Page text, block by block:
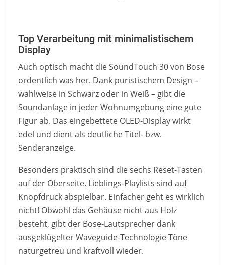
Top Verarbeitung mit minimalistischem
Display
Auch optisch macht die SoundTouch 30 von Bose
ordentlich was her. Dank puristischem Design –
wahlweise in Schwarz oder in Weiß – gibt die
Soundanlage in jeder Wohnumgebung eine gute
Figur ab. Das eingebettete OLED-Display wirkt
edel und dient als deutliche Titel- bzw.
Senderanzeige.
Besonders praktisch sind die sechs Reset-Tasten
auf der Oberseite. Lieblings-Playlists sind auf
Knopfdruck abspielbar. Einfacher geht es wirklich
nicht! Obwohl das Gehäuse nicht aus Holz
besteht, gibt der Bose-Lautsprecher dank
ausgeklügelter Waveguide-Technologie Töne
naturgetreu und kraftvoll wieder.